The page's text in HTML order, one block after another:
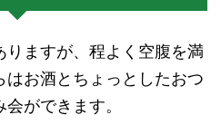
ますが、程よく空腹を満
お酒とちょっとしたおつ
ができます。